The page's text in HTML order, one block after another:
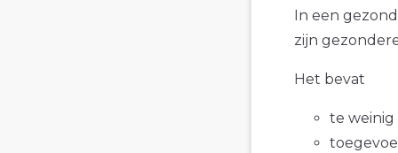
In een
zijn
Het bevat
te weinig